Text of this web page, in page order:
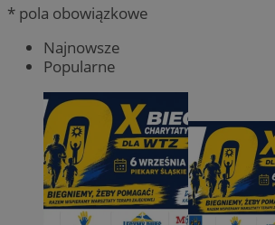
* pola obowiązkowe
Najnowsze
Popularne